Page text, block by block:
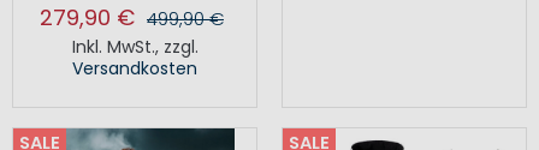
279,90 € 499,90 €
Inkl. MwSt., zzgl.
Versandkosten
SALE SALE